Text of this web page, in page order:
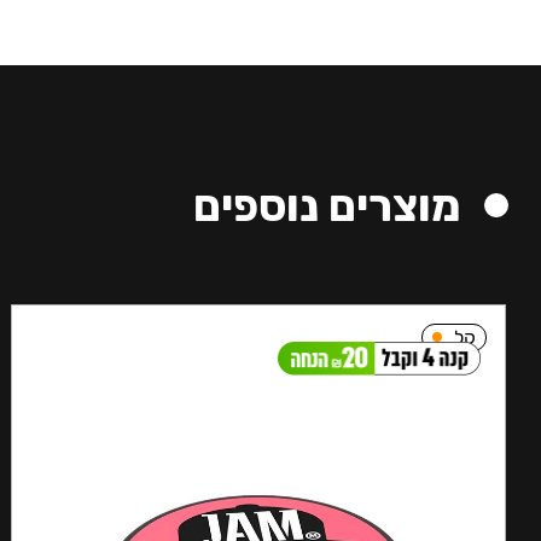
מוצרים נוספים
קל